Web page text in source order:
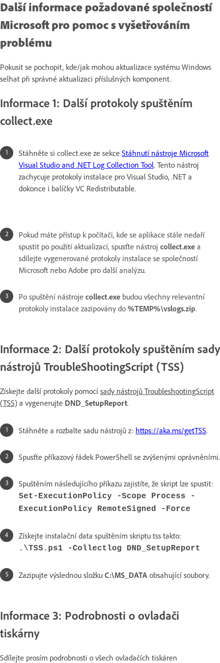
Další informace požadované společností
Microsoft pro pomoc s vyšetřováním
problému
Pokusit se pochopit, kde/jak mohou aktualizace systému Windows
selhat při správné aktualizaci příslušných komponent.
Informace 1: Další protokoly spuštěním
collect.exe
Stáhněte si collect.exe ze sekce Stáhnutí nástroje Microsoft
Visual Studio and .NET Log Collection Tool. Tento nástroj
zachycuje protokoly instalace pro Visual Studio, .NET a
dokonce i balíčky VC Redistributable.
Pokud máte přístup k počítači, kde se aplikace stále nedaří
spustit po použití aktualizací, spusťte nástroj collect.exe a
sdílejte vygenerované protokoly instalace se společností
Microsoft nebo Adobe pro další analýzu.
Po spuštění nástroje collect.exe budou všechny relevantní
protokoly instalace zazipovány do %TEMP%\vslogs.zip.
Informace 2: Další protokoly spuštěním sady
nástrojů TroubleShootingScript (TSS)
Získejte další protokoly pomocí sady nástrojů TroubleshootingScript
(TSS) a vygenerujte DND_SetupReport.
Stáhněte a rozbalte sadu nástrojů z: https://aka.ms/getTSS.
Spusťte příkazový řádek PowerShell se zvýšenými oprávněními.
Spuštěním následujícího příkazu zajistíte, že skript lze spustit:
Set-ExecutionPolicy -Scope Process -
ExecutionPolicy RemoteSigned -Force
Získejte instalační data spuštěním skriptu tss takto:
.\TSS.ps1 -Collectlog DND_SetupReport
Zazipujte výslednou složku C:\MS_DATA obsahující soubory.
Informace 3: Podrobnosti o ovladači
tiskárny
Sdílejte prosím podrobnosti o všech ovladačích tiskáren